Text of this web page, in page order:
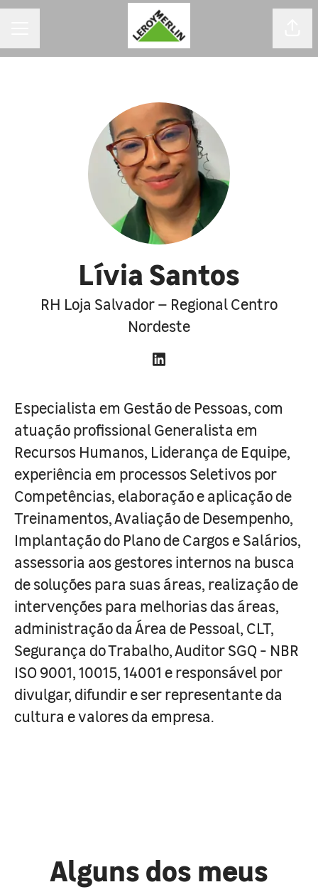
Lívia Santos
RH Loja Salvador – Regional Centro
Nordeste
Especialista em Gestão de Pessoas, com
atuação profissional Generalista em
Recursos Humanos, Liderança de Equipe,
experiência em processos Seletivos por
Competências, elaboração e aplicação de
Treinamentos, Avaliação de Desempenho,
Implantação do Plano de Cargos e Salários,
assessoria aos gestores internos na busca
de soluções para suas áreas, realização de
intervenções para melhorias das áreas,
administração da Área de Pessoal, CLT,
Segurança do Trabalho, Auditor SGQ - NBR
ISO 9001, 10015, 14001 e responsável por
divulgar, difundir e ser representante da
cultura e valores da empresa.
Alguns dos meus